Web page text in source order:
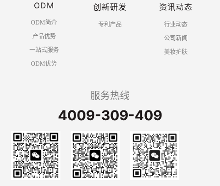
ODM
ODM简介
产品优势
一站式服务
ODM优势
创新研发
专利产品
资讯动态
行业动态
公司新闻
美妆护肤
服务热线
4009-309-409